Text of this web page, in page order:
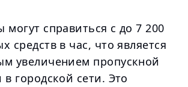
справиться с до 7 200
средств в час, что является
увеличением пропускной
в городской сети. Это